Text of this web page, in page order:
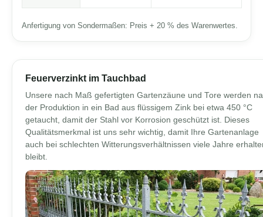
Anfertigung von Sondermaßen: Preis + 20 % des Warenwertes.
Feuerverzinkt im Tauchbad
Unsere nach Maß gefertigten Gartenzäune und Tore werden
der Produktion in ein Bad aus flüssigem Zink bei etwa 450 °C
getaucht, damit der Stahl vor Korrosion geschützt ist. Dieses
Qualitätsmerkmal ist uns sehr wichtig, damit Ihre Gartenanlage
auch bei schlechten Witterungsverhältnissen viele Jahre
bleibt.